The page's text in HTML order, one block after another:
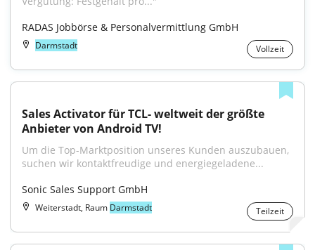
RADAS Jobbörse & Personalvermittlung GmbH
Darmstadt Vollzeit
Sales Activator für TCL- weltweit der größte
Anbieter von Android TV!
Um die Top-Marktposition unseres Kunden auszubauen,
suchen wir kontaktfreudige und energiegeladene...
Sonic Sales Support GmbH
Weiterstadt, Raum Darmstadt Teilzeit